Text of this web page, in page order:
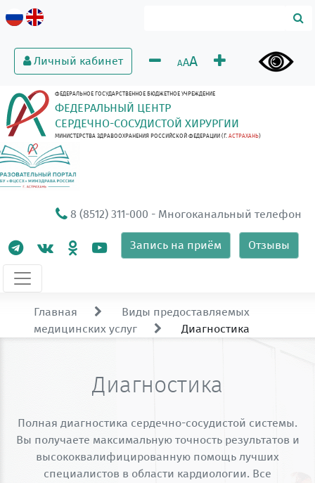
Личный кабинет AAA
ФЕДЕРАЛЬНОЕ ГОСУДАРСТВЕННОЕ БЮДЖЕТНОЕ УЧРЕЖДЕНИЕ
ФЕДЕРАЛЬНЫЙ ЦЕНТР
СЕРДЕЧНО-СОСУДИСТОЙ ХИРУРГИИ
МИНИСТЕРСТВА ЗДРАВООХРАНЕНИЯ РОССИЙСКОЙ ФЕДЕРАЦИИ (Г. АСТРАХАНЬ)
8 (8512) 311-000 - Многоканальный телефон
Запись на приём Отзывы
Главная
Виды предоставляемых
медицинских услуг
Диагностика
Диагностика
Полная диагностика сердечно-сосудистой системы.
Вы получаете максимальную точность результатов и
высококвалифицированную помощь лучших
специалистов в области кардиологии. Все